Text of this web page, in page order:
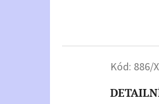
Kód: 886/